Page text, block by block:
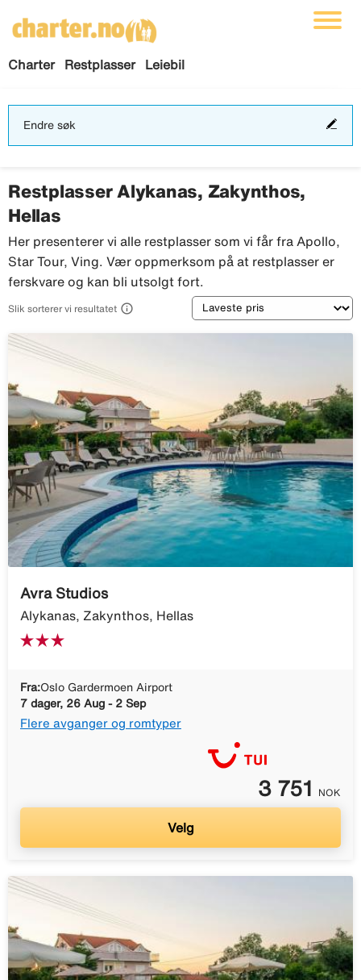
Charter Restplasser Leiebil
Endre søk
Restplasser Alykanas, Zakynthos,
Hellas
Her presenterer vi alle restplasser som vi får fra Apollo,
Star Tour, Ving. Vær oppmerksom på at restplasser er
ferskvare og kan bli utsolgt fort.
Slik sorterer vi resultatet  Sortering
Avra Studios
Alykanas, Zakynthos, Hellas
Fra:Oslo Gardermoen Airport
7 dager, 26 Aug - 2 Sep
Flere avganger og romtyper
3 751 NOK
Velg